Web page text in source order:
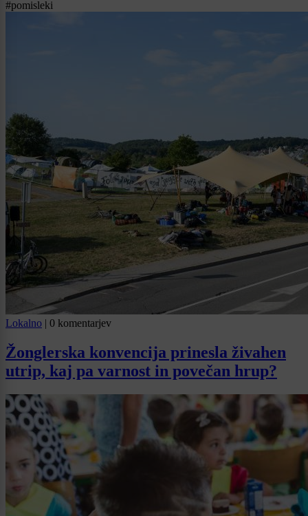
#pomisleki
Lokalno | 0 komentarjev
Žonglerska konvencija prinesla živahen
utrip, kaj pa varnost in povečan hrup?